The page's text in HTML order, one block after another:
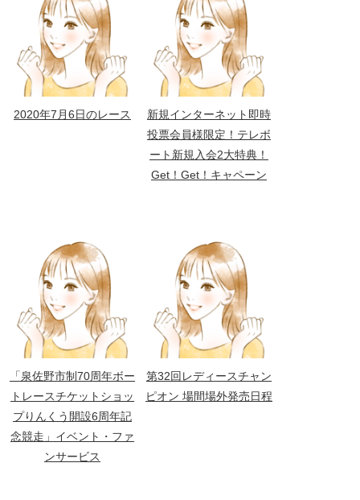
2020年7月6日のレース
新規インターネット即時
投票会員様限定！テレボ
ート新規入会2大特典！
Get！Get！キャペーン
「泉佐野市制70周年ボー
トレースチケットショッ
プりんくう開設6周年記
念競走」イベント・ファ
ンサービス
第32回レディースチャン
ピオン 場間場外発売日程